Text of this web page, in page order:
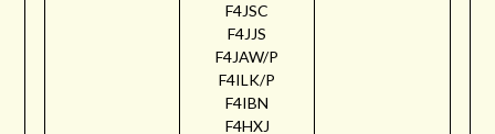
F4JSC
F4JJS
F4JAW/P
F4ILK/P
F4IBN
F4HXJ